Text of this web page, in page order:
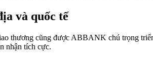
và quốc tế
thương cũng được ABBANK chú trọng
nhận tích cực.